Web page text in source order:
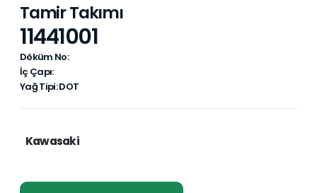
Tamir Takımı
11441001
Döküm No:
İç Çapı:
Yağ Tipi: DOT
Kawasaki